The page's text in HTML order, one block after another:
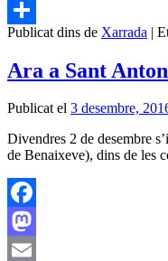
Email
Comparteix
Publicat dins de Xarrada |
Ara a Sant
Publicat el 3 desembre,
Divendres 2 de desembre
de Benaixeve), dins de les
Facebook
Mastodon